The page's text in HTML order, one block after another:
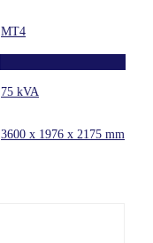
MT4
75 kVA
3600 x 1976 x 2175 mm